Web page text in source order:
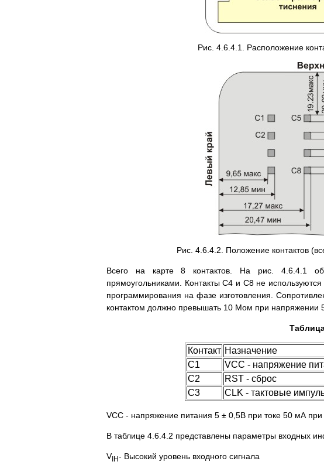
Рис. 4.6.4.1. Расположение
Рис. 4.6.4.2. Положение контактов
Всего на карте 8 контактов. На рис. 4.6.4.1
прямоугольниками. Контакты C4 и С8 не используются
программирования на фазе изготовления.
контактом должно превышать 10 Мом при напряжении
Контакт Назначение
С1
VCC - напряжение
С2
RST - сброс
С3
CLK - тактовые
VCC - напряжение питания 5 ± 0,5В при токе 50 мА
В таблице 4.6.4.2 представлены параметры входных
VIH- Высокий уровень входного сигнала